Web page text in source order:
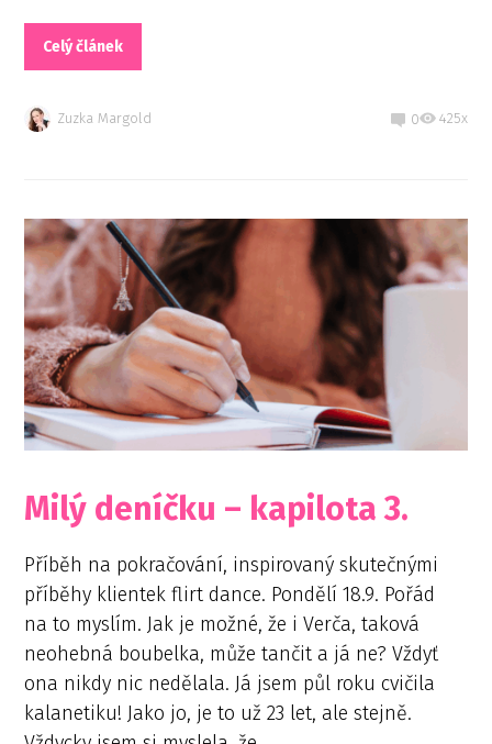
Celý článek
Zuzka Margold 0 425x
Milý deníčku – kapilota 3.
Příběh na pokračování, inspirovaný skutečnými
příběhy klientek flirt dance. Pondělí 18.9. Pořád
na to myslím. Jak je možné, že i Verča, taková
neohebná boubelka, může tančit a já ne? Vždyť
ona nikdy nic nedělala. Já jsem půl roku cvičila
kalanetiku! Jako jo, je to už 23 let, ale stejně.